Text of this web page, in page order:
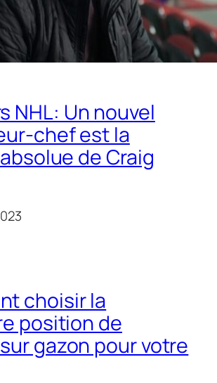
NHL: Un nouvel
chef est la
de Craig
choisir la
position de
gazon pour votre